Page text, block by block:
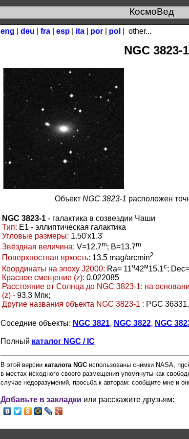
КосмоВед
eng deu fra| esp| ita| por| pol other...
NGC 3823-1
Объект NGC 3823-1 расположен
NGC 3823-1- галактика в созвездии Чаши
Тип: E1 - эллиптическая галактика
Угловые размеры: 1.50'x1.3'
Звёздная величина: V=12.7m; B=13.7m
Поверхностная яркость: 13.5 mag/arcmin2
Координаты на эпоху J2000: Ra= 11ч42м15.1с;
Красное смещение (z): 0.022085
Расстояние от Солнца до NGC 3823-1: на
(z) - 93.3 Мпк;
Другие названия объекта NGC 3823-1 : PGC
Соседние объекты: NGC 3821, NGC 3822, NGC
Полный каталог NGC / IC
В этой версии каталога NGCиспользованы снимки NASA,
в местах исходного своего размещения упомянуты как
случае недоразумений, просьба к авторам: сообщите мне и
Добавьте в закладки или расскажите друзьям: